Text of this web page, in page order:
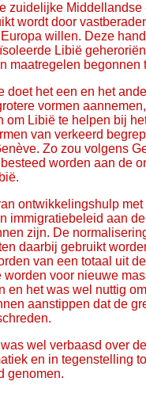
zuidelijke
wordt door
willen. Deze
Libië
maatregelen begonnen
doet het een en het
vormen
om Libië te helpen bij
van verkeerd
Zo zou volgens
worden aan de
ontwikkelingshulp
immigratiebeleid aan
zijn. De
daarbij gebruikt
van een totaal uit
worden voor nieuwe
en het was wel nuttig
aanstippen dat de
wel verbaasd over
en in tegenstelling
genomen.